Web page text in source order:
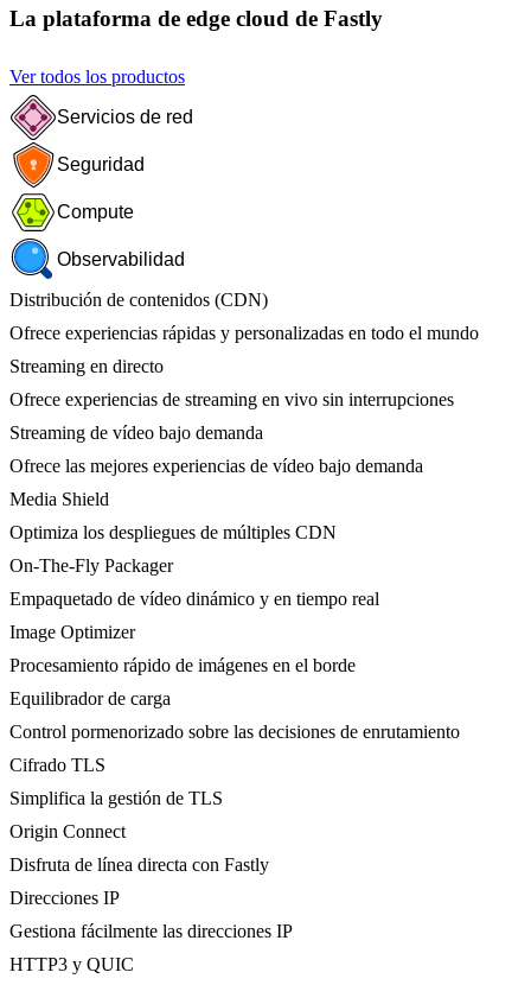
La plataforma de edge cloud de Fastly
Ver todos los productos
Servicios de red
Seguridad
Compute
Observabilidad
Distribución de contenidos (CDN)
Ofrece experiencias rápidas y personalizadas en todo el mundo
Streaming en directo
Ofrece experiencias de streaming en vivo sin interrupciones
Streaming de vídeo bajo demanda
Ofrece las mejores experiencias de vídeo bajo demanda
Media Shield
Optimiza los despliegues de múltiples CDN
On-The-Fly Packager
Empaquetado de vídeo dinámico y en tiempo real
Image Optimizer
Procesamiento rápido de imágenes en el borde
Equilibrador de carga
Control pormenorizado sobre las decisiones de enrutamiento
Cifrado TLS
Simplifica la gestión de TLS
Origin Connect
Disfruta de línea directa con Fastly
Direcciones IP
Gestiona fácilmente las direcciones IP
HTTP3 y QUIC